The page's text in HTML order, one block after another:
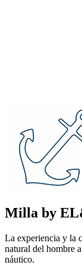
Milla by
La experiencia y la
natural del hombre
náutico.